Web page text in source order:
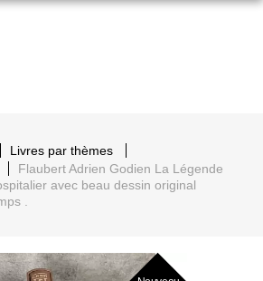
Livres par thèmes
Flaubert Adrien Godien La Légende
avec beau dessin original
.